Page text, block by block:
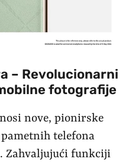
– Revolucionarni
fotografije
nove, pionirske
telefona
Zahvaljujući funkciji